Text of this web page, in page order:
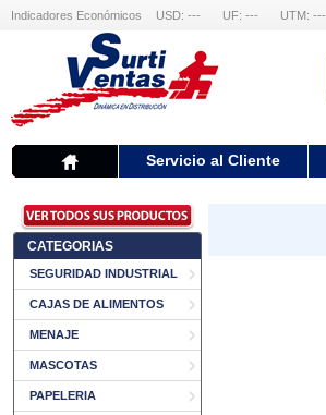
Indicadores Económicos USD: --- UF: --- UTM: ---
Servicio al Cliente
CATEGORIAS
SEGURIDAD INDUSTRIAL
CAJAS DE ALIMENTOS
MENAJE
MASCOTAS
PAPELERIA